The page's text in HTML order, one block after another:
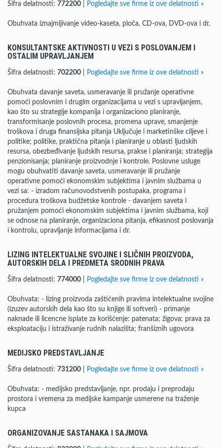
Šifra delatnosti: 772200 Pogledajte sve firme iz ove delatnosti »
Obuhvata iznajmljivanje video-kaseta, ploča, CD-ova, DVD-ova i dr.
KONSULTANTSKE AKTIVNOSTI U VEZI S POSLOVANJEM I
OSTALIM UPRAVLJANJEM
Šifra delatnosti: 702200 Pogledajte sve firme iz ove delatnosti »
Obuhvata davanje saveta, usmeravanje ili pružanje operativne
pomoći poslovnim i drugim organizacijama u vezi s upravljanjem,
kao što su strategije kompanija i organizaciono planiranje,
transformisanje poslovnih procesa, promena uprave, smanjenje
troškova i druga finansijska pitanja Uključuje i marketinške ciljeve i
politike; politike, praktična pitanja i planiranje u oblasti ljudskih
resursa, obezbeđivanje ljudskih resursa, prakse i planiranja; strategija
penzionisanja; planiranje proizvodnje i kontrole. Poslovne usluge
mogu obuhvatiti davanje saveta, usmeravanje ili pružanje
operativne pomoći ekonomskim subjektima i javnim službama u
vezi sa: - izradom računovodstvenih postupaka, programa i
procedura troškova budžetske kontrole - davanjem saveta i
pružanjem pomoći ekonomskim subjektima i javnim službama, koji
se odnose na planiranje, organizaciona pitanja, efikasnost poslovanja
i kontrolu, upravljanje informacijama i dr.
LIZING INTELEKTUALNE SVOJINE I SLIČNIH PROIZVODA,
AUTORSKIH DELA I PREDMETA SRODNIH PRAVA
Šifra delatnosti: 774000 Pogledajte sve firme iz ove delatnosti »
Obuhvata: - lizing proizvoda zaštićenih pravima intelektualne svojine
(izuzev autorskih dela kao što su knjige ili softveri) - primanje
naknade ili licencne isplate za korišćenje: patenata; žigova; prava za
eksploataciju i istraživanje rudnih nalazišta; franšiznih ugovora
MEDIJSKO PREDSTAVLJANJE
Šifra delatnosti: 731200 Pogledajte sve firme iz ove delatnosti »
Obuhvata: - medijsko predstavljanje, npr. prodaju i preprodaju
prostora i vremena za medijske kampanje usmerene na traženje
kupca
ORGANIZOVANJE SASTANAKA I SAJMOVA